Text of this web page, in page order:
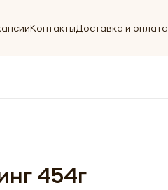
КонтактыДоставка и оплата
454г